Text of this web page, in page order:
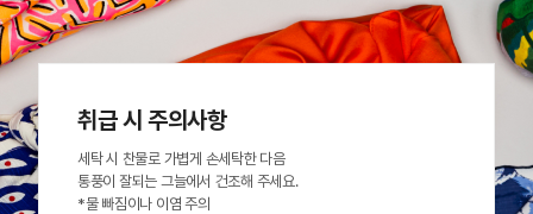
취급 시 주의사항
세탁 시 찬물로 가볍게 손세탁한 다음
통풍이 잘되는 그늘에서 건조해 주세요.
*물 빠짐이나 이염 주의